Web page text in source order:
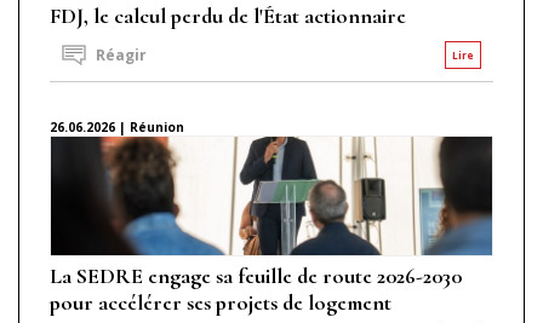
FDJ, le calcul perdu de l'État actionnaire
Lire
Réagir
26.06.2026 | Réunion
La SEDRE engage sa feuille de route 2026-2030
pour accélérer ses projets de logement